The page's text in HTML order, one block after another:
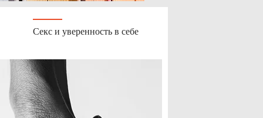
Секс и уверенность в себе